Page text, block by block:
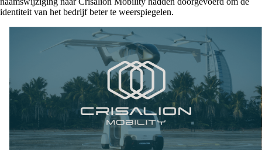
identiteit van het bedrijf beter te weerspiegelen.